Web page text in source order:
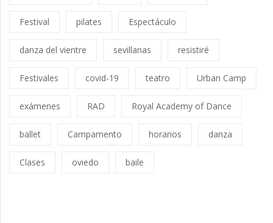
Festival pilates Espectáculo
danza del vientre sevillanas resistiré
Festivales covid-19 teatro Urban Camp
exámenes RAD Royal Academy of Dance
ballet Campamento horarios danza
Clases oviedo baile